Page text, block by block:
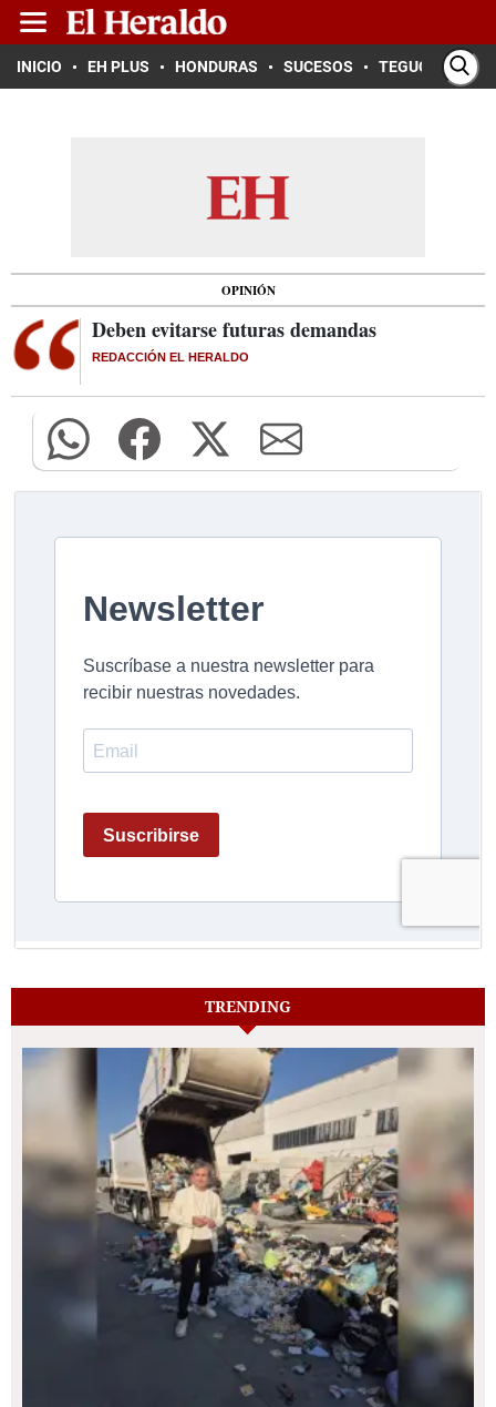
INICIO EH PLUS HONDURAS SUCESOS TEGUCIGALPA
OPINIÓN
Deben evitarse futuras demandas
REDACCIÓN EL HERALDO
TRENDING